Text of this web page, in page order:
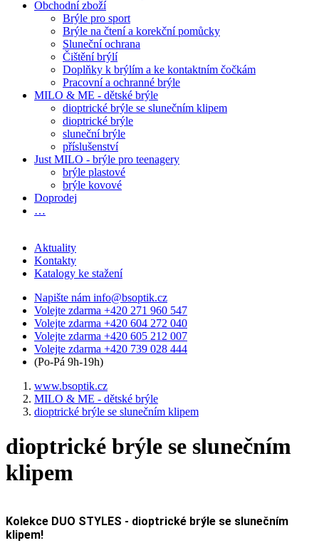
Obchodní zboží
Brýle pro sport
Brýle na čtení a korekční pomůcky
Sluneční ochrana
Čištění brýlí
Doplňky k brýlím a ke kontaktním čočkám
Pracovní a ochranné brýle
MILO & ME - dětské brýle
dioptrické brýle se slunečním klipem
dioptrické brýle
sluneční brýle
příslušenství
Just MILO - brýle pro teenagery
brýle plastové
brýle kovové
Doprodej
…
Aktuality
Kontakty
Katalogy ke stažení
Napište nám info@bsoptik.cz
Volejte zdarma +420 271 960 547
Volejte zdarma +420 604 272 040
Volejte zdarma +420 605 212 007
Volejte zdarma +420 739 028 444
(Po-Pá 9h-19h)
www.bsoptik.cz
MILO & ME - dětské brýle
dioptrické brýle se slunečním klipem
dioptrické brýle se slunečním
klipem
Kolekce DUO STYLES - dioptrické brýle se slunečním
klipem!